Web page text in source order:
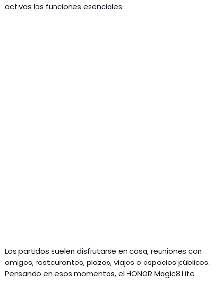
activas las funciones esenciales.
Los partidos suelen disfrutarse en casa, reuniones con
amigos, restaurantes, plazas, viajes o espacios públicos.
Pensando en esos momentos, el HONOR Magic8 Lite